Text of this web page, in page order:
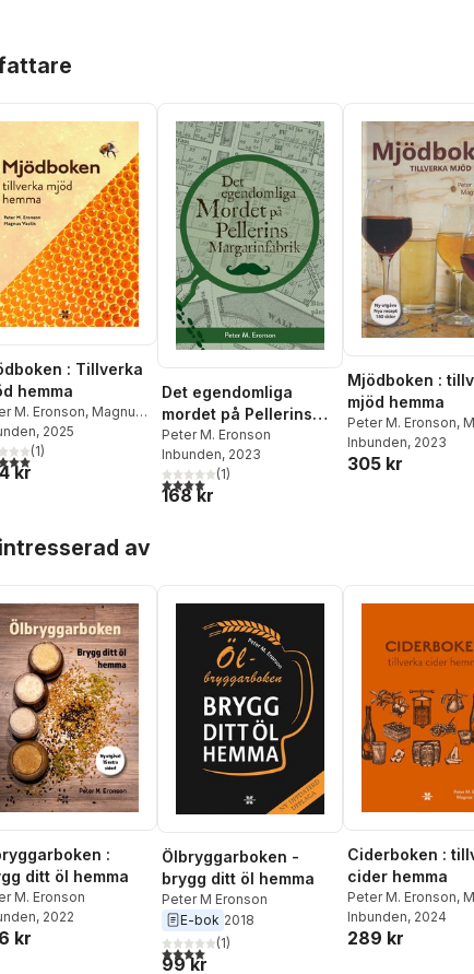
: Tillverka
hemma
M. Eronson, Magnus
, 2025
5 stjärnor. Totalt antal röster:
(1)
kr
Det egendomliga
mordet på Pellerins
margarinfabrik
Peter M. Eronson
Inbunden, 2023
4,0utav 5 stjärnor. Totalt antal röster:
(1)
168 kr
Mjödboken :
mjöd hemma
Peter M. Eronson,
Vasilis
Inbunden, 2023
305 kr
av
:
ditt öl hemma
M. Eronson
, 2022
kr
Ölbryggarboken -
brygg ditt öl hemma
Peter M Eronson
E-bok 2018
4,0utav 5 stjärnor. Totalt antal röster:
(1)
99 kr
Ciderboken :
cider hemma
Peter M. Eronson,
Vasilis
Inbunden, 2024
289 kr